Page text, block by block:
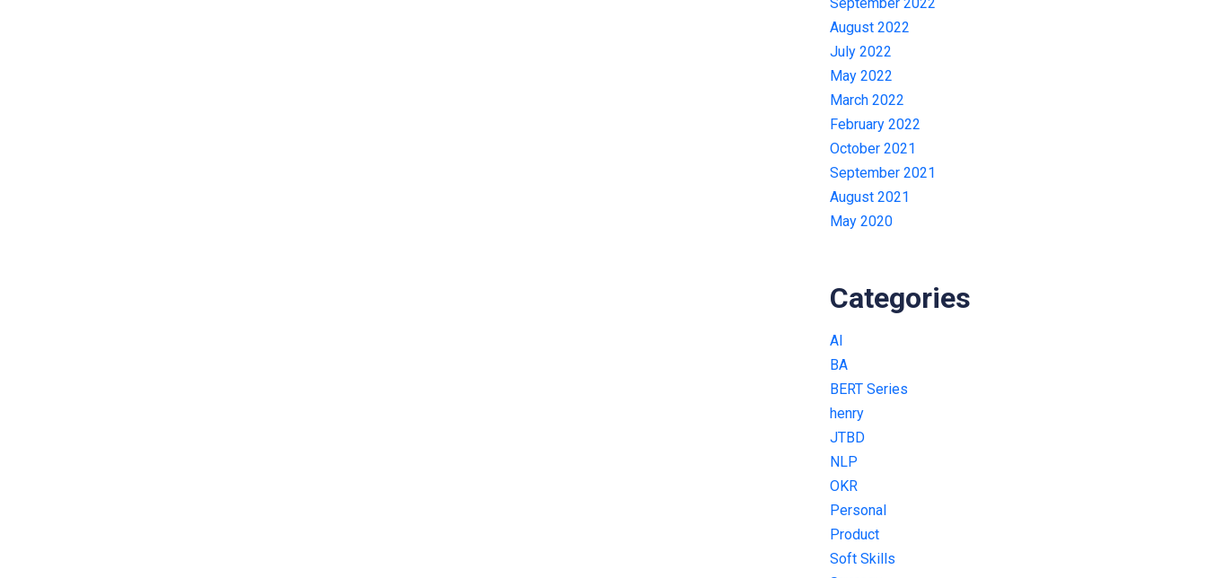
August 2022
July 2022
May 2022
March 2022
February 2022
October 2021
September 2021
August 2021
May 2020
Categories
AI
BA
BERT Series
henry
JTBD
NLP
OKR
Personal
Product
Soft Skills